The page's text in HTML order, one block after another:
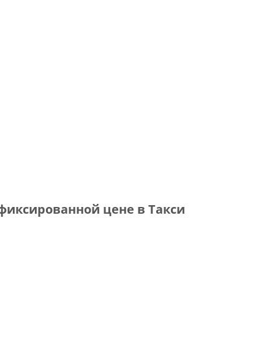
цене в Такси